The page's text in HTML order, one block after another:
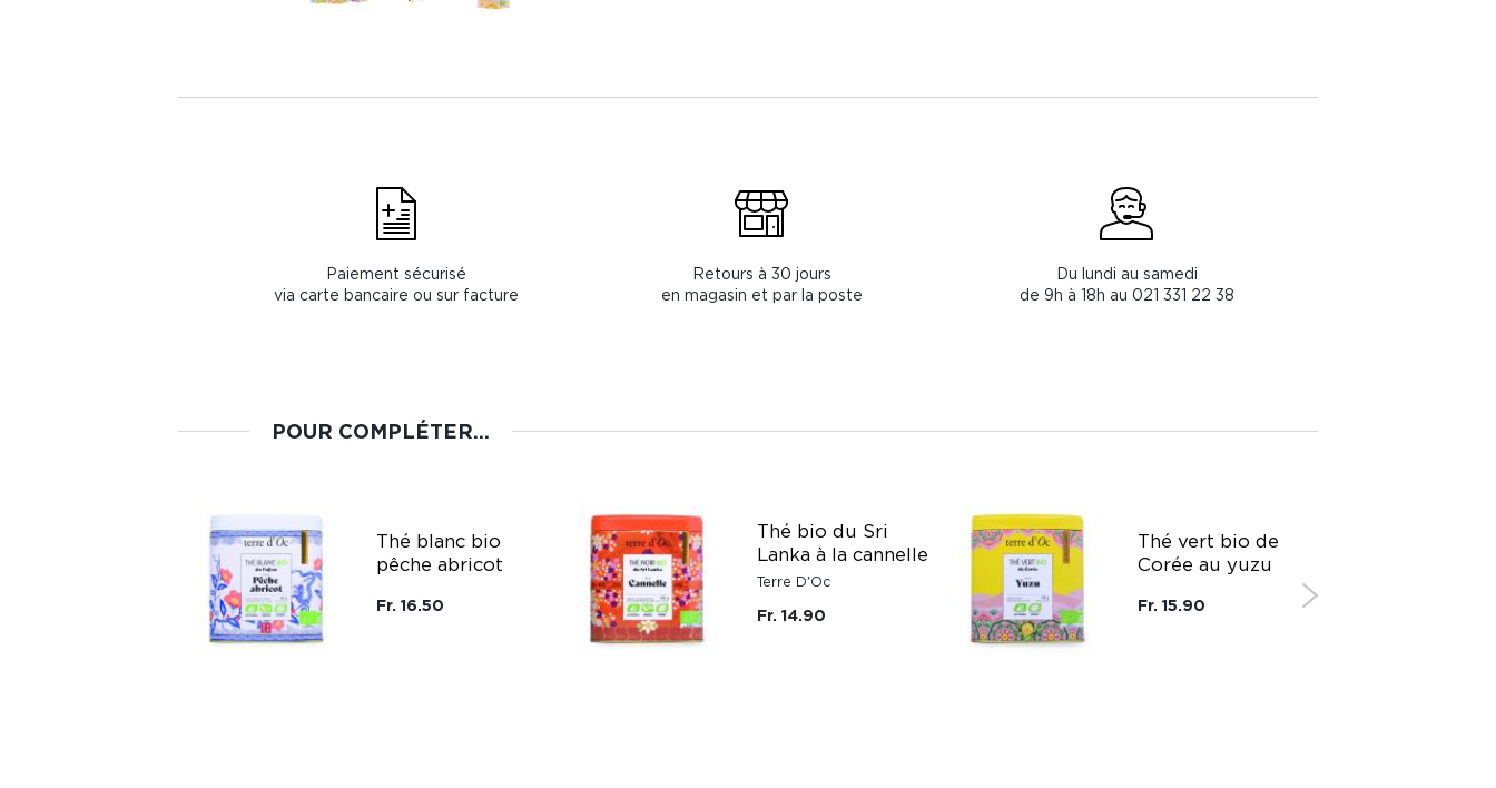
Paiement sécurisé
via carte bancaire ou sur facture
Retours à 30 jours
en magasin et par la poste
Du lundi au samedi
de 9h à 18h au 021 331 22 38
POUR COMPLÉTER...
Thé blanc bio
pêche abricot
Fr. 16.50
Thé bio du Sri
Lanka à la cannelle
Terre D'Oc
Fr. 14.90
Thé vert bio de
Corée au yuzu
Fr. 15.90